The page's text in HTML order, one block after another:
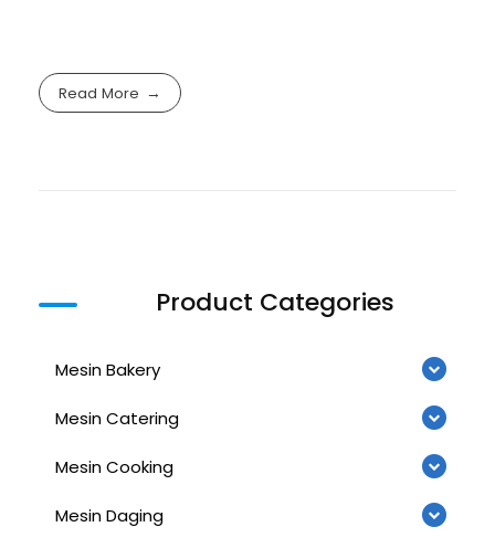
Read More
Product Categories
Mesin Bakery
Mesin Catering
Mesin Cooking
Mesin Daging